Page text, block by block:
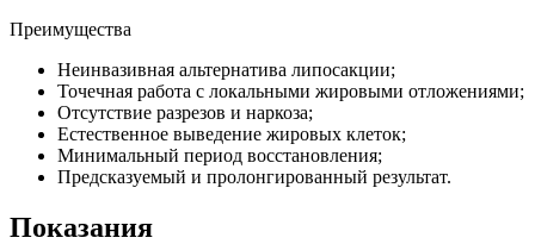
Преимущества
Неинвазивная альтернатива липосакции;
Точечная работа с локальными жировыми отложениями;
Отсутствие разрезов и наркоза;
Естественное выведение жировых клеток;
Минимальный период восстановления;
Предсказуемый и пролонгированный результат.
Показания